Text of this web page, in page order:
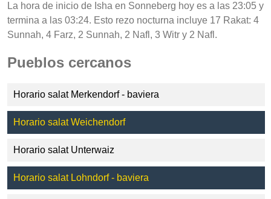
La hora de inicio de Isha en Sonneberg hoy es a las 23:05 y
termina a las 03:24. Esto rezo nocturna incluye 17 Rakat: 4
Sunnah, 4 Farz, 2 Sunnah, 2 Nafl, 3 Witr y 2 Nafl.
Pueblos cercanos
Horario salat Merkendorf - baviera
Horario salat Weichendorf
Horario salat Unterwaiz
Horario salat Lohndorf - baviera